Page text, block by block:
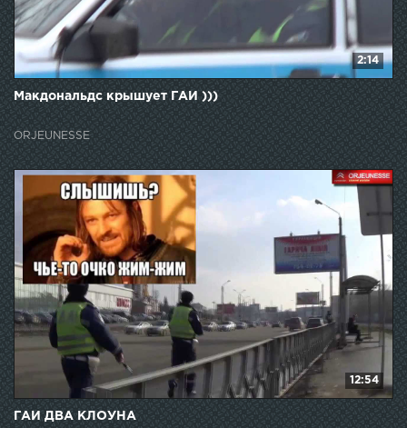
2:14
Макдональдс крышует ГАИ )))
ORJEUNESSE
12:54
ГАИ ДВА КЛОУНА